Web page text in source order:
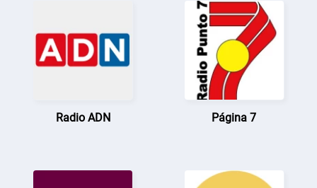
Radio ADN Página 7